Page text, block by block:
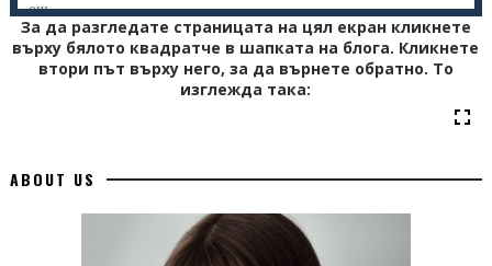
ощ...
За да разгледате страницата на цял екран кликнете
върху бялото квадратче в шапката на блога. Кликнете
втори път върху него, за да върнете обратно. То
изглежда така:
ABOUT US